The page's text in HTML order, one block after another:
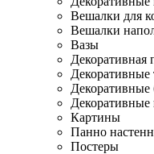
Вешалки для
Вешалки
Вазы
Декоративная
Декоративные
Декоративные
Декоративные
Картины
Панно
Постеры